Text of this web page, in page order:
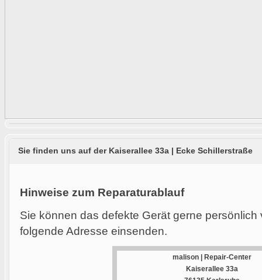
Sie finden uns auf der Kaiserallee 33a | Ecke Schillerstraße
Hinweise zum Reparaturablauf
Sie können das defekte Gerät gerne
folgende Adresse einsenden.
malison | Repair-Center
Kaiserallee 33a